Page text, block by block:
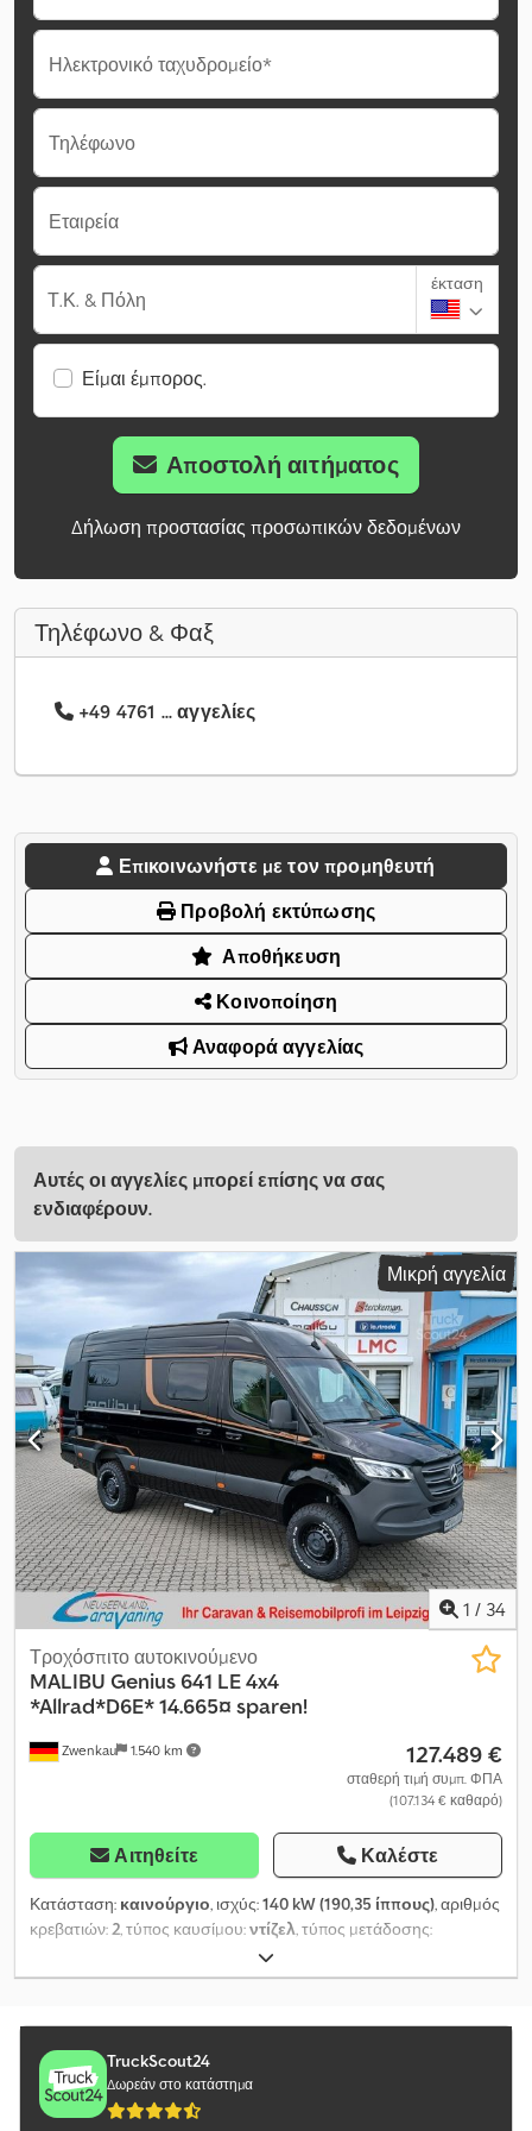
Ηλεκτρονικό ταχυδρομείο*
Τηλέφωνο
Εταιρεία
Τ.Κ. & Πόλη
έκταση
Είμαι έμπορος.
Αποστολή αιτήματος
Δήλωση προστασίας προσωπικών δεδομένων
Τηλέφωνο & Φαξ
+49 4761 ... αγγελίες
Επικοινωνήστε με τον προμηθευτή
Προβολή εκτύπωσης
Αποθήκευση
Κοινοποίηση
Αναφορά αγγελίας
Αυτές οι αγγελίες μπορεί επίσης να σας
ενδιαφέρουν.
Μικρή αγγελία
1 / 34
Zwenkau 1.540 km
Τροχόσπιτο αυτοκινούμενο
MALIBU Genius 641 LE 4x4
*Allrad*D6E* 14.665¤ sparen!
127.489 €
σταθερή τιμή συμπ. ΦΠΑ
(107.134 € καθαρό)
Αιτηθείτε Καλέστε
Κατάσταση: καινούργιο, ισχύς:140 kW (190,35 ίππους), αριθμός
κρεβατιών: 2 , τύπος καυσίμου:ντίζελ , τύπος μετάδοσης:
, συνολικό μήκος:
πλάτος:2.020 χιλ., συνολικό ύψος:2.780 χιλ., διάταξη αξόνων:2
Εξοπλισμός:ABS, ηλεκτρονικό πρόγραμμα ευστάθειας (ESP),
κεντρικό κλείδωμα, κλιματισμός, μπάνιο, σύστημα
θέρμανσης στάθμευσης, σύστημα πλοήγησης,
τετρακίνηση, φίλτρο αιθάλης
TruckScout24
Δωρεάν στο κατάστημα